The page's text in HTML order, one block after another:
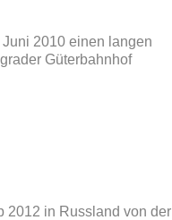
2010 einen langen
Güterbahnhof
2012 in Russland von der